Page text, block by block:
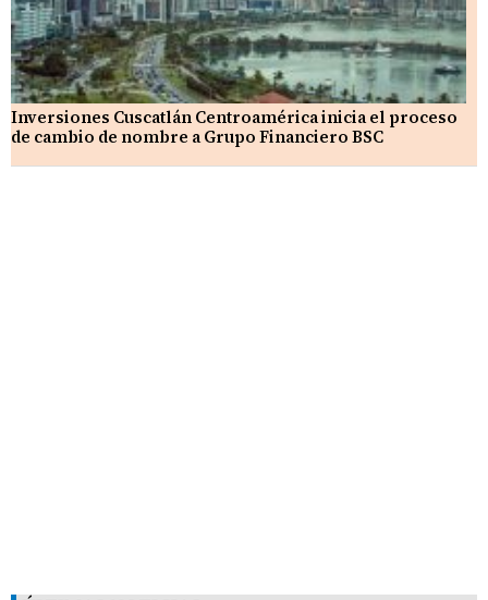
Inversiones Cuscatlán Centroamérica inicia el proceso
de cambio de nombre a Grupo Financiero BSC